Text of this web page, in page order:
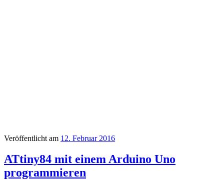
Veröffentlicht am 12. Februar 2016
ATtiny84 mit einem Arduino Uno
programmieren